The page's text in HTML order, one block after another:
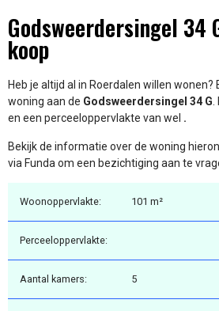
Godsweerdersingel 34
koop
Heb je altijd al in Roerdalen willen wonen?
woning aan de Godsweerdersingel 34 G.
en een perceeloppervlakte van wel .
Bekijk de informatie over de woning
via Funda om een bezichtiging aan te
Woonoppervlakte: 101 m²
Perceeloppervlakte:
Aantal kamers: 5